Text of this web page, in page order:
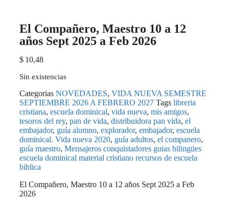
El Compañero, Maestro 10 a 12
años Sept 2025 a Feb 2026
$ 10,48
Sin existencias
Categorias NOVEDADES, VIDA NUEVA SEMESTRE
SEPTIEMBRE 2026 A FEBRERO 2027 Tags libreria
cristiana, escuela dominical, vida nueva, mis amigos,
tesoros del rey, pan de vida, distribuidora pan vida, el
embajador, guía alumno, explorador, embajador, escuela
dominical. Vida nueva 2020, guía adultos, el companero,
guía maestro, Mensajeros conquistadores guias bilingües
escuela dominical material cristiano recursos de escuela
biblica
El Compañero, Maestro 10 a 12 años Sept 2025 a Feb
2026